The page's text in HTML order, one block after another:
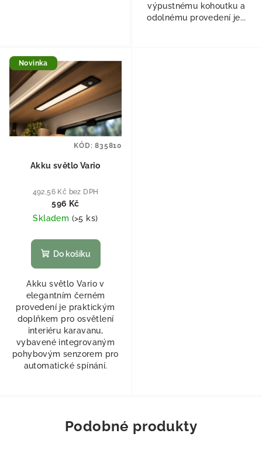
výpustnému kohoutku a
odolnému provedení je...
Novinka
Akku světlo Vario
492,56 Kč bez DPH
596 Kč
Skladem (>5 ks)
Do košíku
Akku světlo Vario v
elegantním černém
provedení je praktickým
doplňkem pro osvětlení
interiéru karavanu,
vybavené integrovaným
pohybovým senzorem pro
automatické spínání.
KÓD:835810
Podobné produkty